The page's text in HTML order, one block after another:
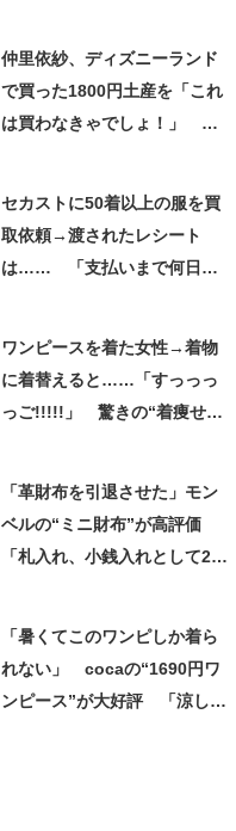
仲里依紗、ディズニーランド
で買った1800円土産を「これ
は買わなきゃでしょ！」
セカストに50着以上の服を買
取依頼→渡されたレシート
は…… 「支払いまで何日か
ワンピースを着た女性→着物
に着替えると……「すっっっ
っご!!!!!」 驚きの“着痩せ
「革財布を引退させた」モン
ベルの“ミニ財布”が高評価
「札入れ、小銭入れとして2つ
「暑くてこのワンピしか着ら
れない」 cocaの“1690円ワ
ンピース”が大好評 「涼しく